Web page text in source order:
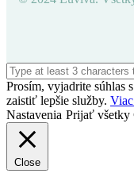
Prosím, vyjadrite súhlas
zaistiť lepšie služby.
Nastavenia Prijať všetky
Close